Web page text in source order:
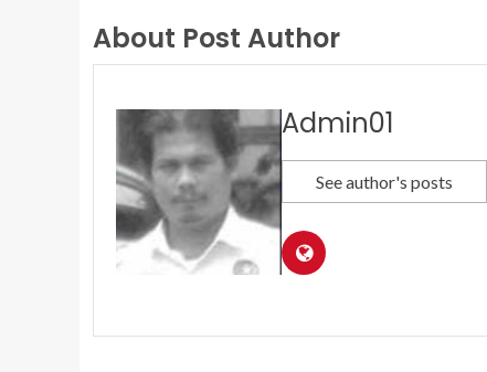
About Post Author
Admin01
See author's posts